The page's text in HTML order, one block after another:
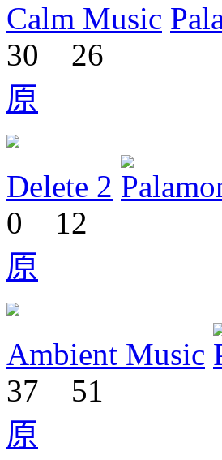
Calm Music
30
26
原
Delete 2
0
12
原
Ambient Music
37
51
原